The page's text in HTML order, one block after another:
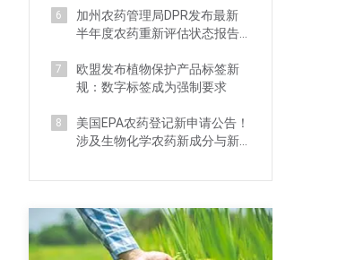
6
加州农药管理局DPR发布最新
半年度农药重新评估状态报告
7
欧盟发布植物保护产品标签新
规：数字标签成为强制要求
8
美国EPA农药登记新申请公告！
涉及生物化学农药新成分与新